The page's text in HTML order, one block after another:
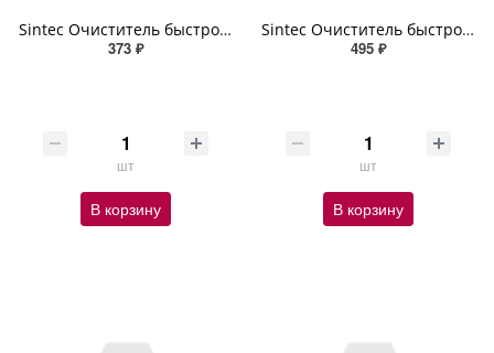
Sintec Очиститель быстродействующий Антискотч Glue Remover 210мл (аэрозоль)
373 ₽
шт
В корзину
Sintec Очиститель быстродействующий Антискотч Glue Remover 400мл (аэрозоль)
495 ₽
шт
В корзину